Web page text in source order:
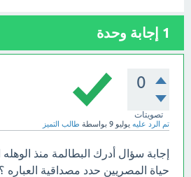
1 إجابة وحدة
0
تصويتات
تم الرد عليه يوليو 9 بواسطة طالب التميز
إجابة سؤال أدرك البطالمة منذ الوهله
حياة المصريين حدد مصداقية العباره ؟